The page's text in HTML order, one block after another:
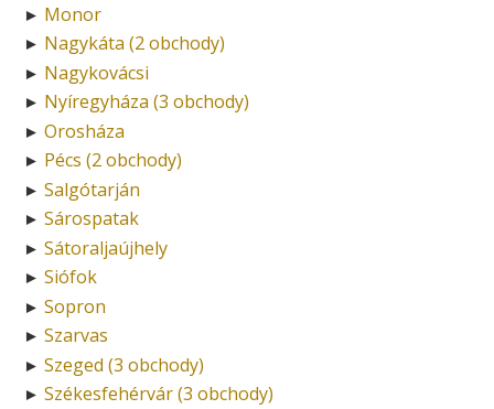
► Monor
► Nagykáta (2 obchody)
► Nagykovácsi
► Nyíregyháza (3 obchody)
► Orosháza
► Pécs (2 obchody)
► Salgótarján
► Sárospatak
► Sátoraljaújhely
► Siófok
► Sopron
► Szarvas
► Szeged (3 obchody)
► Székesfehérvár (3 obchody)